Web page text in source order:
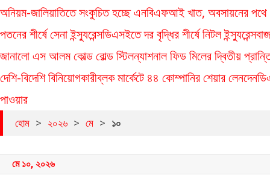
অনিয়ম-জালিয়াতিতে সংকুচিত হচ্ছে এনবিএফআই খাত, অবসায়নের পথে
পতনের শীর্ষে সেনা ইন্স্যুরেন্সডিএসইতে দর বৃদ্ধির শীর্ষে নিটল ইন্স্যুরেন্স
জানালো এস আলম কোল্ড রোল্ড স্টিলন্যাশনাল ফিড মিলের দ্বিতীয়
দেশি-বিদেশি বিনিয়োগকারীব্লক মার্কেটে ৪৪ কোম্পানির শেয়ার লেনদেন
পাওয়ার
হোম > ২০২৬ > মে > ১০
মে ১০, ২০২৬